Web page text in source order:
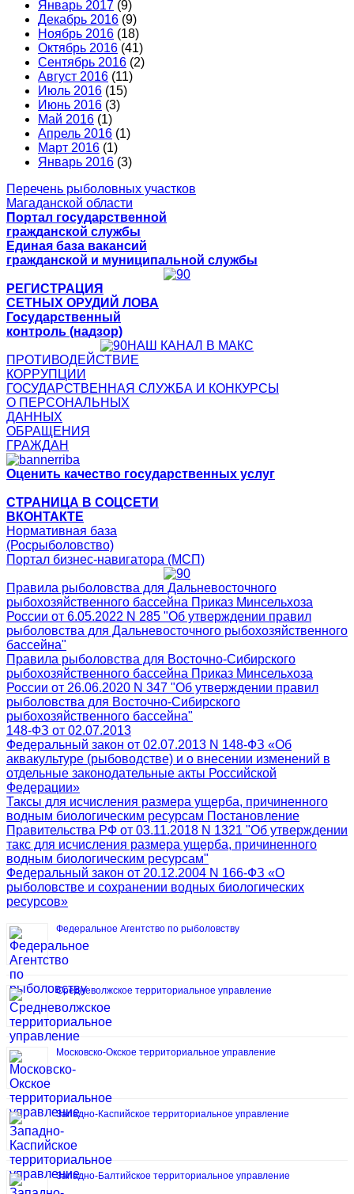
Январь 2017 (9)
Декабрь 2016 (9)
Ноябрь 2016 (18)
Октябрь 2016 (41)
Сентябрь 2016 (2)
Август 2016 (11)
Июль 2016 (15)
Июнь 2016 (3)
Май 2016 (1)
Апрель 2016 (1)
Март 2016 (1)
Январь 2016 (3)
Перечень рыболовных участков
Магаданской области
Портал государственной
гражданской службы
Единая база вакансий
гражданской и муниципальной службы
РЕГИСТРАЦИЯ
СЕТНЫХ ОРУДИЙ ЛОВА
Государственный
контроль (надзор)
НАШ КАНАЛ В МАКС
ПРОТИВОДЕЙСТВИЕ
КОРРУПЦИИ
ГОСУДАРСТВЕННАЯ СЛУЖБА И КОНКУРСЫ
О ПЕРСОНАЛЬНЫХ
ДАННЫХ
ОБРАЩЕНИЯ
ГРАЖДАН
Оценить качество государственных услуг
СТРАНИЦА В СОЦСЕТИ
ВКОНТАКТЕ
Нормативная база
(Росрыболовство)
Портал бизнес-навигатора (МСП)
Правила рыболовства для Дальневосточного
рыбохозяйственного бассейна Приказ Минсельхоза
России от 6.05.2022 N 285 "Об утверждении правил
рыболовства для Дальневосточного рыбохозяйственного
бассейна"
Правила рыболовства для Восточно-Сибирского
рыбохозяйственного бассейна Приказ Минсельхоза
России от 26.06.2020 N 347 "Об утверждении правил
рыболовства для Восточно-Сибирского
рыбохозяйственного бассейна"
148-ФЗ от 02.07.2013
Федеральный закон от 02.07.2013 N 148-ФЗ «Об
аквакультуре (рыбоводстве) и о внесении изменений в
отдельные законодательные акты Российской
Федерации»
Таксы для исчисления размера ущерба, причиненного
водным биологическим ресурсам Постановление
Правительства РФ от 03.11.2018 N 1321 "Об утверждении
такс для исчисления размера ущерба, причиненного
водным биологическим ресурсам"
Федеральный закон от 20.12.2004 N 166-ФЗ «О
рыболовстве и сохранении водных биологических
ресурсов»
Федеральное Агентство по рыболовству
Средневолжское территориальное управление
Московско-Окское территориальное управление
Западно-Каспийское территориальное управление
Западно-Балтийское территориальное управление